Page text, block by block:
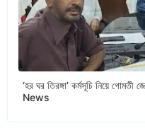
‘হর ঘর তিরঙ্গা’ কর্মসূচি নিয়ে
News